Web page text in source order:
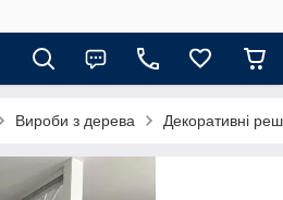
Вироби з дерева Декоративні